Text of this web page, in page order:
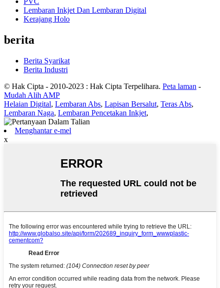
Lembaran Inkjet Dan Lembaran Digital
Kerajang Holo
berita
Berita Syarikat
Berita Industri
© Hak Cipta - 2010-2023 : Hak Cipta Terpelihara. Peta laman -
Mudah Alih AMP
Helaian Digital, Lembaran Abs, Lapisan Bersalut, Teras Abs,
Lembaran Naga, Lembaran Pencetakan Inkjet,
Menghantar e-mel
x